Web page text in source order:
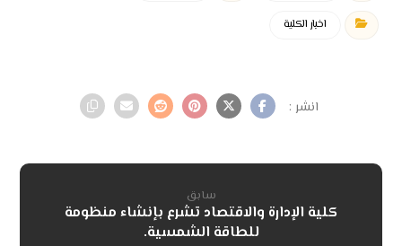
اخبار الكلية
سابق
كلية الإدارة والاقتصاد تشرع بإنشاء منظومة
للطاقة الشمسية.